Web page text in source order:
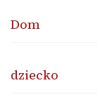
Dom
dziecko